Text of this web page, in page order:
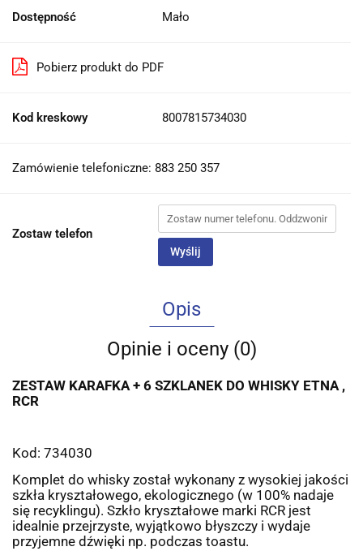
Dostępność Mało
Pobierz produkt do PDF
Kod kreskowy 8007815734030
Zamówienie telefoniczne: 883 250 357
Zostaw telefon
Wyślij
Opis
Opinie i oceny (0)
ZESTAW KARAFKA + 6 SZKLANEK DO WHISKY ETNA ,
RCR
Kod: 734030
Komplet do whisky został wykonany z wysokiej jakości
szkła kryształowego, ekologicznego (w 100% nadaje
się recyklingu). Szkło kryształowe marki RCR jest
idealnie przejrzyste, wyjątkowo błyszczy i wydaje
przyjemne dźwięki np. podczas toastu.